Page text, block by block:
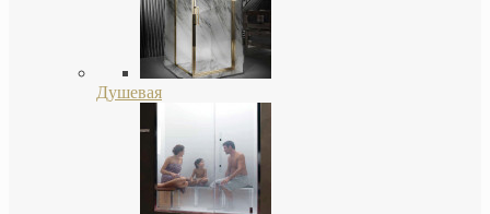
Душевая